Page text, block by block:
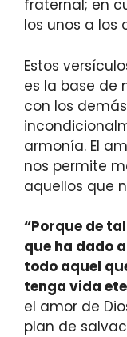
fraternal; en
los unos a los
Estos
es la base de
con los
armonía. El
nos permite
aquellos que
“Porque de
que ha dado
todo aquel
tenga vida
el amor de
plan de